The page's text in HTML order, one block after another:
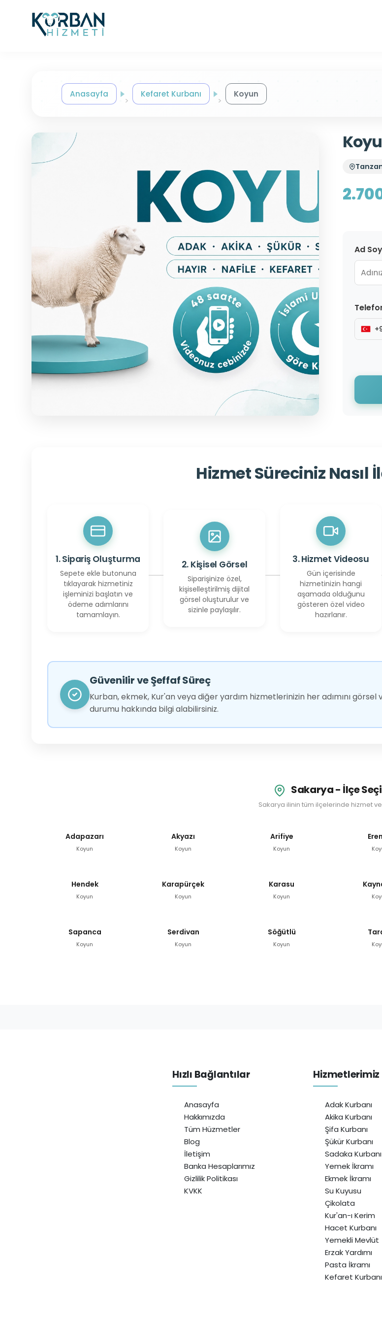
Anasayfa Kefaret Kurbanı Koyun
Ad
Hizmet Süreciniz Nasıl
1. Sipariş Oluşturma
Sepete ekle butonuna
tıklayarak hizmetiniz
işleminizi başlatın ve
ödeme adımlarını
tamamlayın.
2. Kişisel Görsel
Siparişinize özel,
kişiselleştirilmiş dijital
görsel oluşturulur ve
sizinle paylaşılır.
3. Hizmet Videosu
Gün içerisinde
hizmetinizin hangi
aşamada olduğunu
gösteren özel video
hazırlanır.
Güvenilir ve Şeffaf Süreç
Kurban, ekmek, Kur'an veya diğer yardım hizmetlerinizin her adımını
durumu hakkında bilgi alabilirsiniz.
Sakarya - İlçe
Sakarya ilinin tüm ilçelerinde hizmet
Adapazarı
Koyun
Akyazı
Koyun
Arifiye
Koyun
Hendek
Koyun
Karapürçek
Koyun
Karasu
Koyun
Sapanca
Koyun
Serdivan
Koyun
Söğütlü
Koyun
Hızlı Bağlantılar
Anasayfa
Hakkımızda
Tüm Hüzmetler
Blog
İletişim
Banka Hesaplarımız
Gizlilik Politikası
KVKK
Hizmetlerimiz
Adak Kurbanı
Akika Kurbanı
Şifa Kurbanı
Şükür Kurbanı
Sadaka Kurbanı
Yemek İkramı
Ekmek İkramı
Su Kuyusu
Çikolata
Kur'an-ı Kerim
Hacet Kurbanı
Yemekli Mevlüt
Erzak Yardımı
Pasta İkramı
Kefaret Kurbanı